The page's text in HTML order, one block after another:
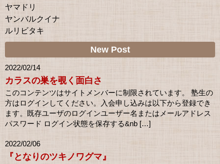
ヤマドリ
ヤンバルクイナ
ルリビタキ
New Post
2022/02/14
カラスの巣を覗く面白さ
このコンテンツはサイトメンバーに制限されています。 塾生の
方はログインしてください。入会申し込みは以下から登録でき
ます。既存ユーザのログインユーザー名またはメールアドレス
パスワード ログイン状態を保存する&nb […]
2022/02/06
『となりのツキノワグマ』